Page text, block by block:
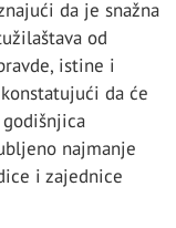
da je snažna
od
istine i
da će
najmanje
i zajednice